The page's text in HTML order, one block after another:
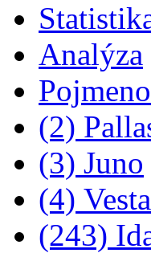
Analýza
(2)
(3) Juno
(4) Vesta
(243)